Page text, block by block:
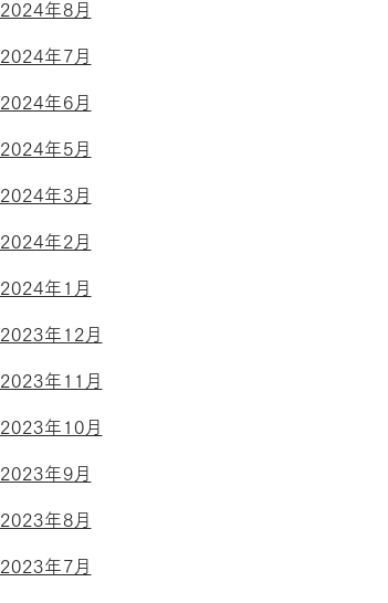
2024年8月
2024年7月
2024年6月
2024年5月
2024年3月
2024年2月
2024年1月
2023年12月
2023年11月
2023年10月
2023年9月
2023年8月
2023年7月